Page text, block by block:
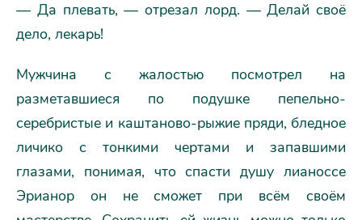
— Да плевать, — отрезал лорд. — Делай своё
дело, лекарь!
Мужчина с жалостью посмотрел на
разметавшиеся по подушке пепельно-
серебристые и каштаново-рыжие пряди, бледное
личико с тонкими чертами и запавшими
глазами, понимая, что спасти душу лианоссе
Эрианор он не сможет при всём своём